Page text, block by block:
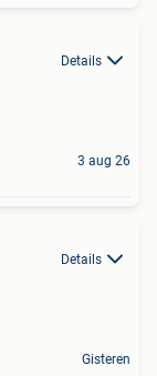
Details
3 aug 26
Details
Gisteren